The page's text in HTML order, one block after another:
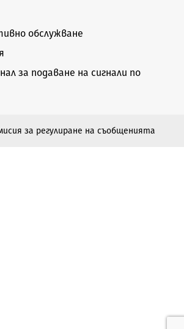
обслужване
за подаване на сигнали по
за регулиране на съобщенията